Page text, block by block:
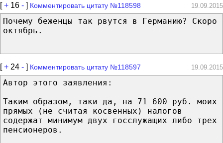
[+ 16 - ] Комментировать цитату №118598 19.09.2015
Почему беженцы так рвутся в Германию? Скоро
октябрь.
[+ 24 - ] Комментировать цитату №118597 19.09.2015
Автор этого заявления:
Таким образом, таки да, на 71 600 руб. моих
прямых (не считая косвенных) налогов
содержат минимум двух госслужащих либо трех
пенсионеров.